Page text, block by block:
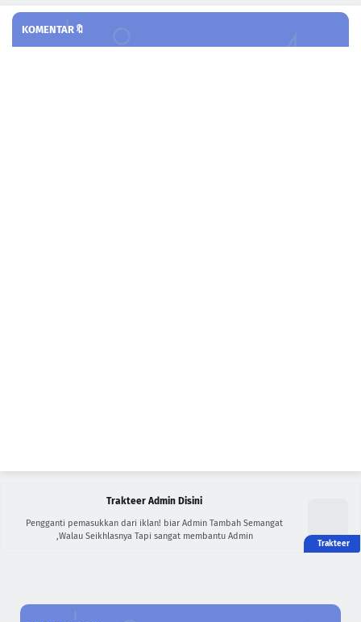
KOMENTAR🔖
Trakteer Admin Disini
Pengganti pemasukkan dari iklan! biar Admin Tambah Semangat
,Walau Seikhlasnya Tapi sangat membantu Admin